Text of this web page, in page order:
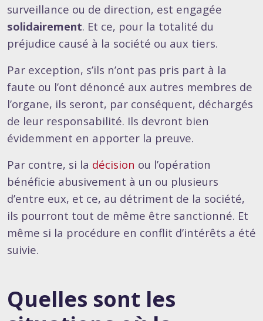
surveillance ou de direction, est engagée
solidairement. Et ce, pour la totalité du
préjudice causé à la société ou aux tiers.
Par exception, s’ils n’ont pas pris part à la
faute ou l’ont dénoncé aux autres membres de
l’organe, ils seront, par conséquent, déchargés
de leur responsabilité. Ils devront bien
évidemment en apporter la preuve.
Par contre, si la décision ou l’opération
bénéficie abusivement à un ou plusieurs
d’entre eux, et ce, au détriment de la société,
ils pourront tout de même être sanctionné. Et
même si la procédure en conflit d’intérêts a été
suivie.
Quelles sont les